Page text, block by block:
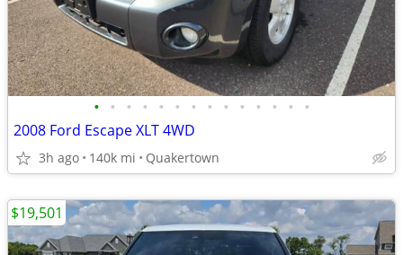
• • • • • • • • • • • • • •
2008 Ford Escape XLT 4WD
3h ago 140k mi Quakertown
$19,501